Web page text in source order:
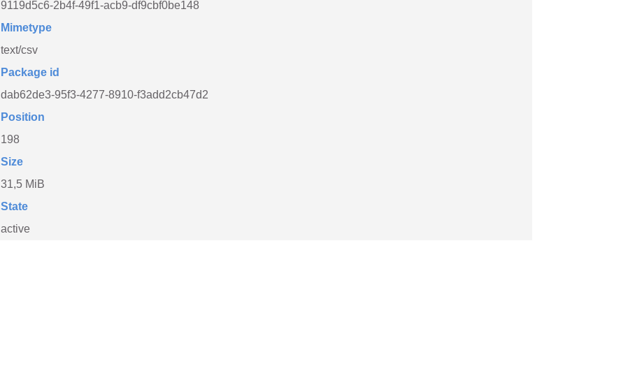
9119d5c6-2b4f-49f1-acb9-df9cbf0be148
Mimetype
text/csv
Package id
dab62de3-95f3-4277-8910-f3add2cb47d2
Position
198
Size
31,5 MiB
State
active